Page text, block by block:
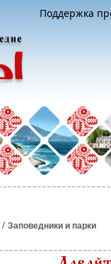
Поддержка
/ Заповедники и парки